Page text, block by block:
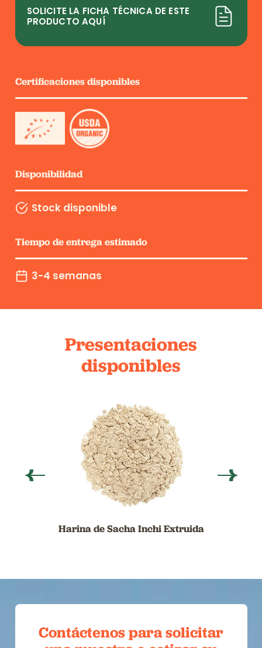
SOLICITE LA FICHA TÉCNICA DE ESTE
PRODUCTO AQUÍ
Certificaciones disponibles
Disponibilidad
Stock disponible
Tiempo de entrega estimado
3-4 semanas
Presentaciones
disponibles
Harina de Sacha Inchi Extruida
Contáctenos para solicitar